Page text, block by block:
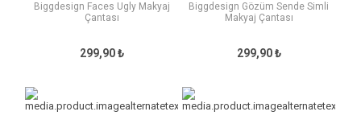
Biggdesign Faces Ugly Makyaj
Çantası
299,90 ₺
Biggdesign Gözüm Sende Simli
Makyaj Çantası
299,90 ₺